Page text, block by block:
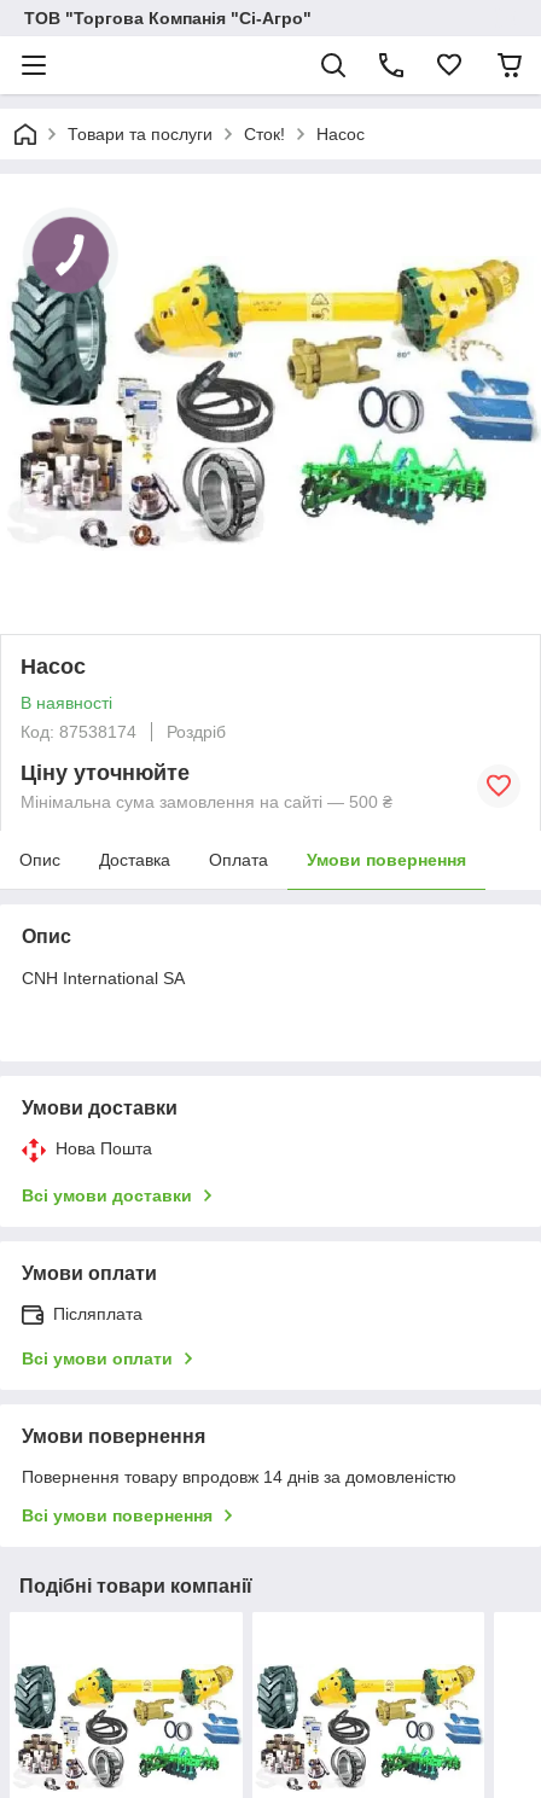
ТОВ "Торгова Компанія "Сі-Агро"
Товари та послуги Сток! Насос
Насос
В наявності
Код: 87538174
Роздріб
Ціну уточнюйте
Мінімальна сума замовлення на сайті — 500 ₴
Опис Доставка Оплата Умови повернення
Опис
CNH International SA
Умови доставки
Нова Пошта
Всі умови доставки
Умови оплати
Післяплата
Всі умови оплати
Умови повернення
Повернення товару впродовж 14 днів за домовленістю
Всі умови повернення
Подібні товари компанії